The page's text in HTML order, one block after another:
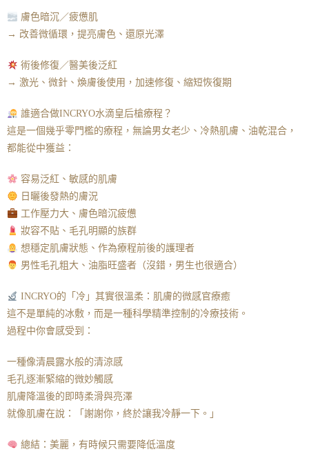
膚色暗沉／疲憊肌
→ 改善微循環，提亮膚色、還原光澤
術後修復／醫美後泛紅
→ 激光、微針、煥膚後使用，加速修復、縮短恢復期
誰適合做INCRYO水滴皇后槍療程？
這是一個幾乎零門檻的療程，無論男女老少、冷熱肌膚、油乾混合，
都能從中獲益：
容易泛紅、敏感的肌膚
日曬後發熱的膚況
工作壓力大、膚色暗沉疲憊
妝容不貼、毛孔明顯的族群
想穩定肌膚狀態、作為療程前後的護理者
男性毛孔粗大、油脂旺盛者（沒錯，男生也很適合）
INCRYO的「冷」其實很溫柔：肌膚的微感官療癒
這不是單純的冰敷，而是一種科學精準控制的冷療技術。
過程中你會感受到：
一種像清晨露水般的清涼感
毛孔逐漸緊縮的微妙觸感
肌膚降溫後的即時柔滑與亮澤
就像肌膚在說：「謝謝你，終於讓我冷靜一下。」
總結：美麗，有時候只需要降低溫度